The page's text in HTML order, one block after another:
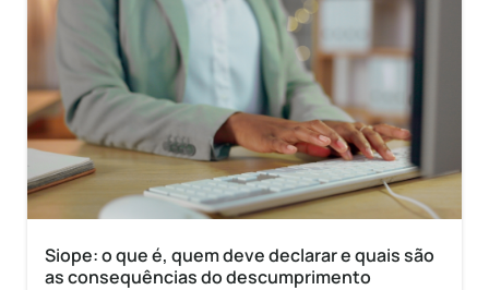
Siope: o que é, quem deve declarar e quais são
as consequências do descumprimento